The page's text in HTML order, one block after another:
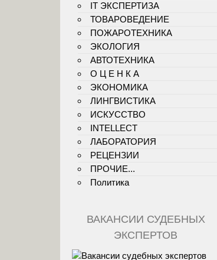
IT ЭКСПЕРТИЗА
ТОВАРОВЕДЕНИЕ
ПОЖАРОТЕХНИКА
ЭКОЛОГИЯ
АВТОТЕХНИКА
О Ц Е Н К А
ЭКОНОМИКА
ЛИНГВИСТИКА
ИСКУССТВО
INTELLECT
ЛАБОРАТОРИЯ
РЕЦЕНЗИИ
ПРОЧИЕ...
Политика
ВАКАНСИИ СУДЕБНЫХ
ЭКСПЕРТОВ